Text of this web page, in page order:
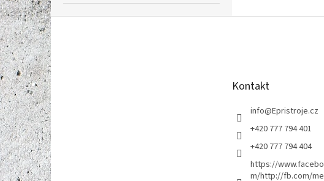
Z
á
p
a
t
í Kontakt
info@Epristroje.cz
+420 777 794 401
+420 777 794 404
https://
m/http://fb.com/